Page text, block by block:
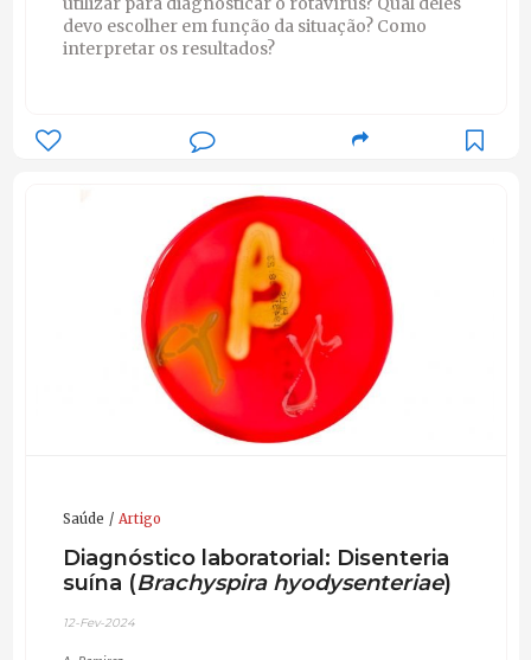
devo escolher em função da situação? Como
interpretar os resultados?
Saúde Artigo
Diagnóstico laboratorial: Disenteria
suína (Brachyspira hyodysenteriae)
12-Fev-2024